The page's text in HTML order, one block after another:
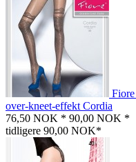
Fiore
over-kneet-effekt Cordia
76,50 NOK * 90,00 NOK *
tidligere 90,00 NOK*